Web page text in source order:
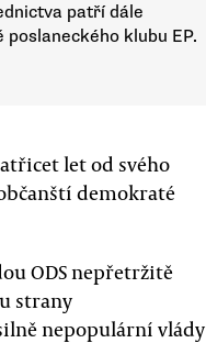
patří dále
klubu EP.
let od svého
demokraté
ODS nepřetržitě
strany
nepopulární vlády